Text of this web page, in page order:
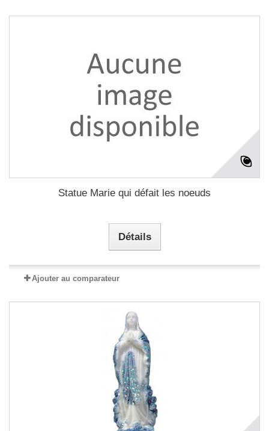
Statue Marie qui défait les noeuds
Détails
Ajouter au comparateur